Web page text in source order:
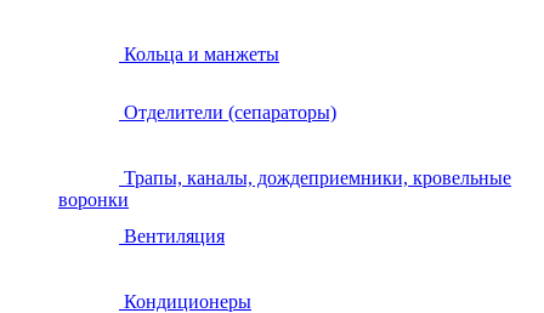
Кольца и манжеты
Отделители (сепараторы)
Трапы, каналы, дождеприемники, кровельные
воронки
Вентиляция
Кондиционеры